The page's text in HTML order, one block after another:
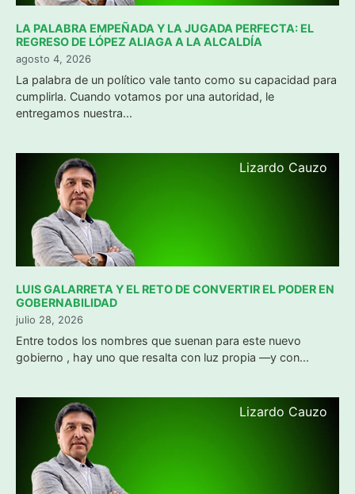
LA PALABRA EMPEÑADA Y LA JUGADA PERFECTA: EL
REGRESO DE LÓPEZ ALIAGA A LA ALCALDÍA
agosto 4, 2026
La palabra de un político vale tanto como su capacidad para
cumplirla. Cuando votamos por una autoridad, le
entregamos nuestra...
Lizardo Cauzo
LUIS GALARRETA Y EL RETO DE CONVERTIR EL PODER EN
GOBERNABILIDAD
julio 28, 2026
Entre todos los nombres que suenan para este nuevo
gobierno , hay uno que resalta con luz propia —y con...
Lizardo Cauzo